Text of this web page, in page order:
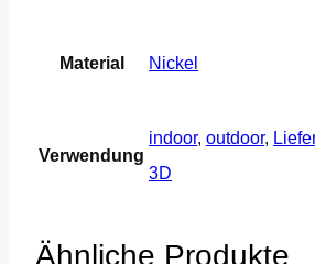
Material Nickel
Verwendung
indoor, outdoor,
3D
Ähnliche Produkte